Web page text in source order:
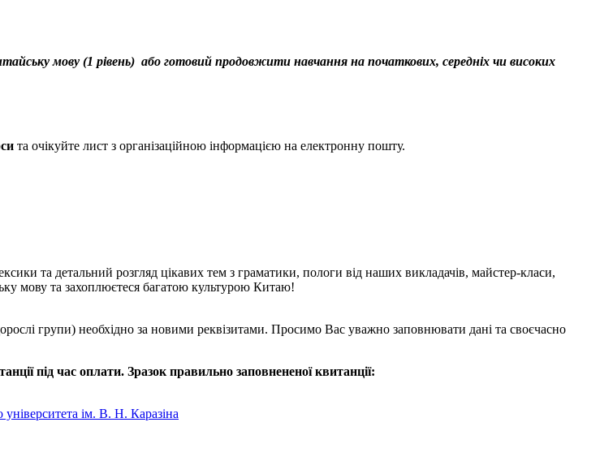
мову (1 рівень) або готовий продовжити навчання на початкових, середніх чи високих
та очікуйте лист з організаційною інформацією на електронну пошту.
та детальний розгляд цікавих тем з граматики, пологи від наших викладачів, майстер-класи,
мову та захоплюєтеся багатою культурою Китаю!
групи) необхідно за новими реквізитами. Просимо Вас уважно заповнювати дані та своєчасно
під час оплати. Зразок правильно заповнененої квитанції:
ім. В. Н. Каразіна